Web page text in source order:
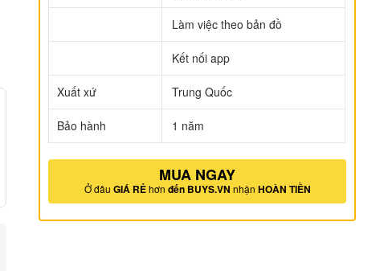
Làm việc theo bản đồ
Kết nối app
Xuất xứ Trung Quốc
Bảo hành 1 năm
MUA NGAY
Ở đâu GIÁ RẺhơn đến BUYS.VN nhận HOÀN TIỀN